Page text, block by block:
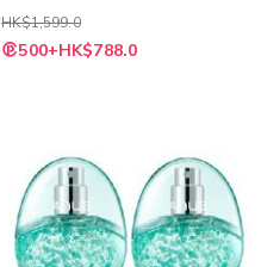
HK$1,599.0
500+HK$788.0